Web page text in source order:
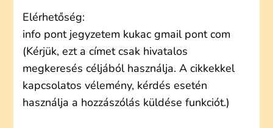
Elérhetőség:
info pont jegyzetem kukac gmail pont com
(Kérjük, ezt a címet csak hivatalos
megkeresés céljából használja. A cikkekkel
kapcsolatos vélemény, kérdés esetén
használja a hozzászólás küldése funkciót.)